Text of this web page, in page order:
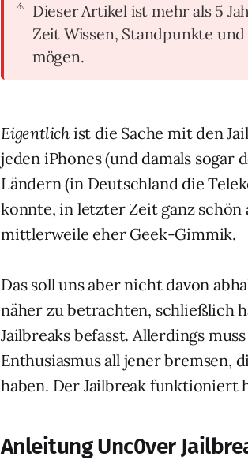
Dieser Artikel ist mehr als 5
Zeit Wissen, Standpunkte
mögen.
Eigentlich ist die Sache mit den
jeden iPhones (und damals
Ländern (in Deutschland die
konnte, in letzter Zeit ganz
mittlerweile eher Geek-Gimmik.
Das soll uns aber nicht davon
näher zu betrachten, schließlich
Jailbreaks befasst. Allerdings
Enthusiasmus all jener bremsen,
haben. Der Jailbreak funktioniert
Anleitung Unc0ver